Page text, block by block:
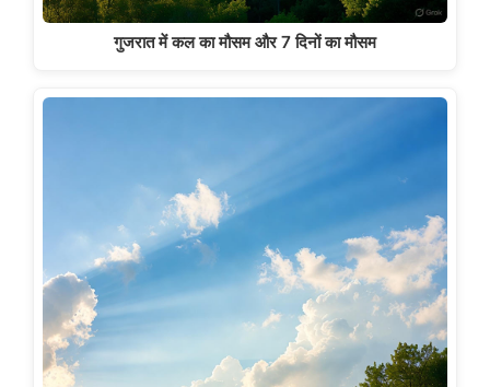
गुजरात में कल का मौसम और 7 दिनों का मौसम